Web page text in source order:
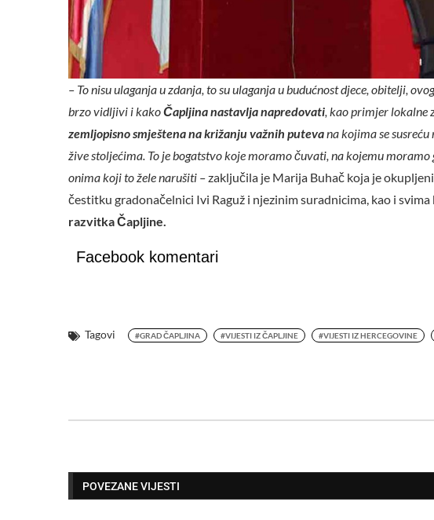
– To nisu ulaganja u zdanja, to su ulaganja u budućnost djece, obitelji,
brzo vidljivi i kakoČapljina nastavlja napredovati, kao primjer lokalne
zemljopisno smještena na križanju važnih putevana kojima se
žive stoljećima. To je bogatstvo koje moramo čuvati, na kojemu
onima koji to žele narušiti –zaključila je Marija Buhač koja je
čestitku gradonačelnici Ivi Raguž i njezinim suradnicima, kao i
razvitka Čapljine.
Facebook komentari
Tagovi #GRAD ČAPLJINA #VIJESTI IZ ČAPLJINE #VIJESTI IZ HERCEGOVINE
POVEZANE VIJESTI